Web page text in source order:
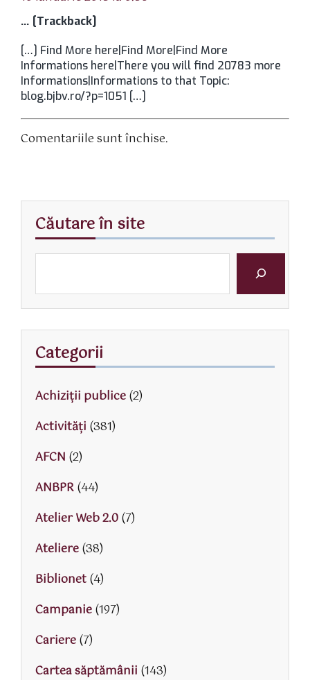
… [Trackback]
[…] Find More here|Find More|Find More
Informations here|There you will find 20783 more
Informations|Informations to that Topic:
blog.bjbv.ro/?p=1051 […]
Comentariile sunt închise.
Căutare în site
Categorii
Achiziții publice(2)
Activităţi (381)
AFCN (2)
ANBPR(44)
Atelier Web 2.0(7)
Ateliere(38)
Biblionet(4)
Campanie(197)
Cariere(7)
Cartea săptămânii (143)